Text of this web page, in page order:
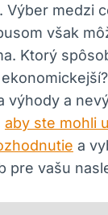
Výber medzi
však
Ktorý
výhody a
aby ste mohli
a
pre vašu